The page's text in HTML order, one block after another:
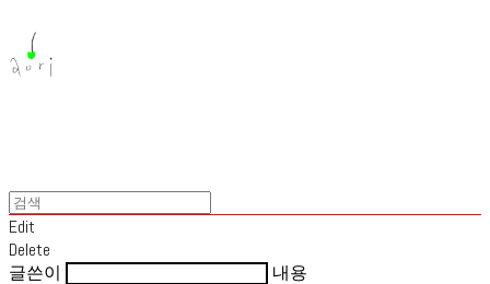
Edit
Delete
글쓴이
내용